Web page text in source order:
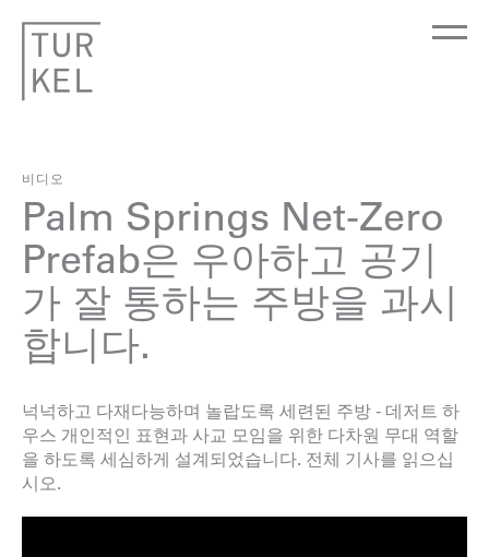
비디오
Palm Springs Net-Zero
Prefab은 우아하고 공기
가 잘 통하는 주방을 과시
합니다.
넉넉하고 다재다능하며 놀랍도록 세련된 주방 - 데저트 하
우스 개인적인 표현과 사교 모임을 위한 다차원 무대 역할
을 하도록 세심하게 설계되었습니다. 전체 기사를 읽으십
시오.